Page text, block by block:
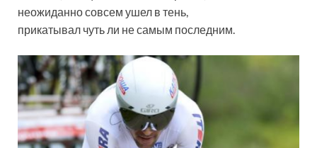
неожиданно совсем ушел в тень,
прикатывал чуть ли не самым последним.